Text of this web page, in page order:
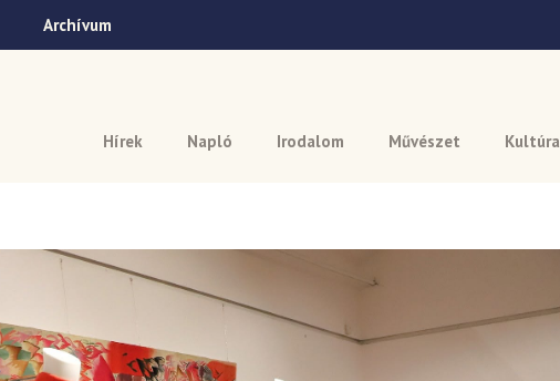
Archívum
Hírek Napló Irodalom Művészet Kultúra